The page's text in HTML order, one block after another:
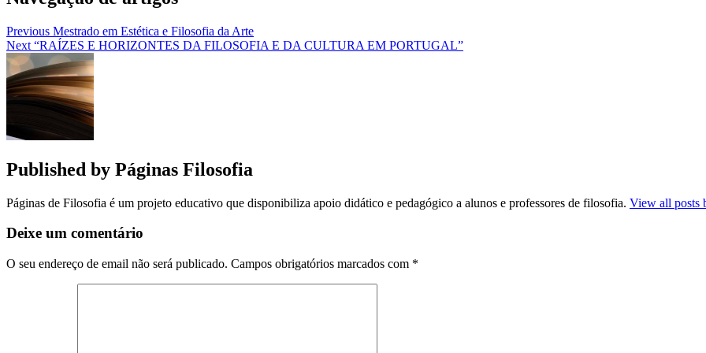
Previous Mestrado em Estética e Filosofia da Arte
Next “RAÍZES E HORIZONTES DA FILOSOFIA E DA CULTURA EM PORTUGAL”
Published by Páginas Filosofia
Páginas de Filosofia é um projeto educativo que disponibiliza apoio didático e pedagógico a alunos e professores de filosofia. View all posts
Deixe um comentário
O seu endereço de email não será publicado. Campos obrigatórios marcados com *